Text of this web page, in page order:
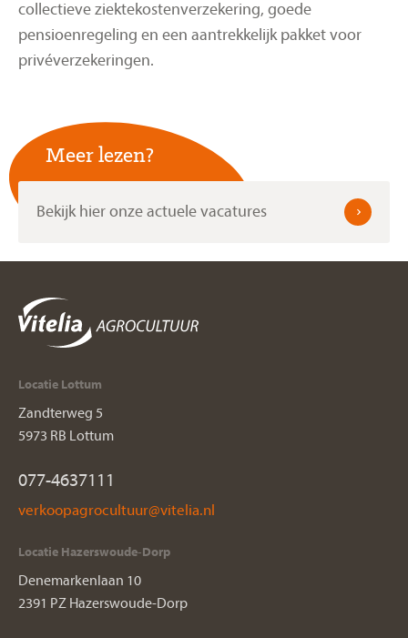
collectieve ziektekostenverzekering, goede
pensioenregeling en een aantrekkelijk pakket voor
privéverzekeringen.
Meer lezen?
Bekijk hier onze actuele vacatures
Locatie Lottum
Zandterweg 5
5973 RB Lottum
077-4637111
Locatie Hazerswoude-Dorp
Denemarkenlaan 10
2391 PZ Hazerswoude-Dorp